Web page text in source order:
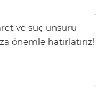
ve suç unsuru
önemle hatırlatırız!